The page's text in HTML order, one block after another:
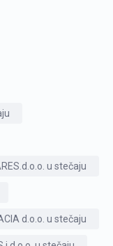
u stečaju
d.o.o. u stečaju